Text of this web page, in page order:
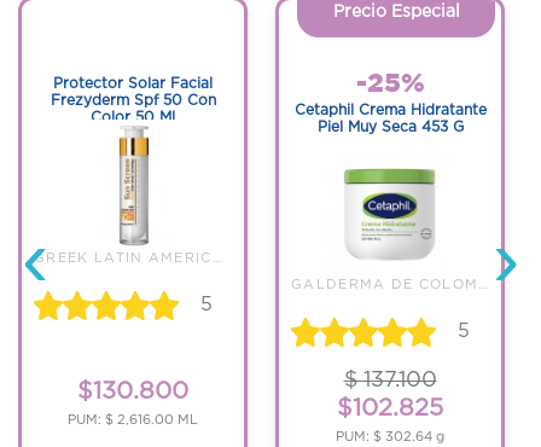
‹
Protector Solar Facial
Frezyderm Spf 50 Con
Color 50 Ml
5
$130.800
PUM: $ 2,616.00 ML
Precio Especial
-25%
Cetaphil Crema Hidratante
Piel Muy Seca 453 G
5
$ 137.100
$102.825
PUM: $ 302.64 g
›